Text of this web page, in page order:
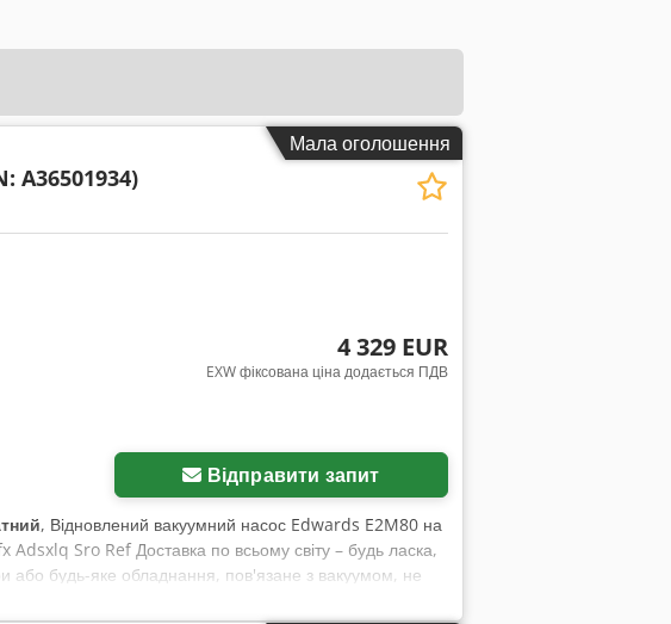
Мала оголошення
A36501934)
4 329 EUR
EXW фіксована ціна додається ПДВ
Відправити запит
, Відновлений вакуумний насос Edwards E2M80 на
Sro Ref Доставка по всьому світу – будь ласка,
або будь-яке обладнання, пов'язане з вакуумом, не
рішеннями.